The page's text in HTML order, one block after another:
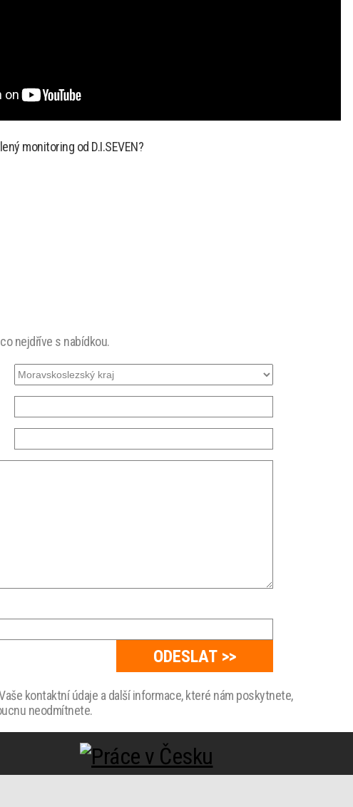
monitoring od D.I.SEVEN?
nejdříve s nabídkou.
kontaktní údaje a další informace, které nám poskytnete,
neodmítnete.